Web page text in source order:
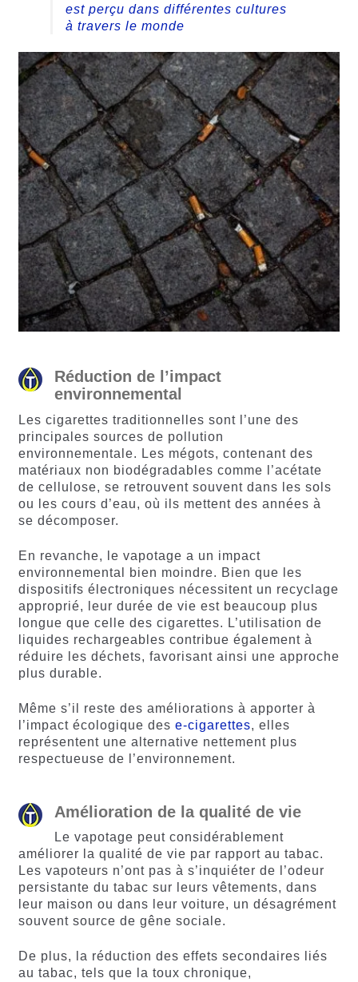
est perçu dans différentes cultures
à travers le monde
Réduction de l’impact
environnemental
Les cigarettes traditionnelles sont l’une des
principales sources de pollution
environnementale. Les mégots, contenant des
matériaux non biodégradables comme l’acétate
de cellulose, se retrouvent souvent dans les sols
ou les cours d’eau, où ils mettent des années à
se décomposer.
En revanche, le vapotage a un impact
environnemental bien moindre. Bien que les
dispositifs électroniques nécessitent un recyclage
approprié, leur durée de vie est beaucoup plus
longue que celle des cigarettes. L’utilisation de
liquides rechargeables contribue également à
réduire les déchets, favorisant ainsi une approche
plus durable.
Même s’il reste des améliorations à apporter à
l’impact écologique des e-cigarettes, elles
représentent une alternative nettement plus
respectueuse de l’environnement.
Amélioration de la qualité de vie
Le vapotage peut considérablement
améliorer la qualité de vie par rapport au tabac.
Les vapoteurs n’ont pas à s’inquiéter de l’odeur
persistante du tabac sur leurs vêtements, dans
leur maison ou dans leur voiture, un désagrément
souvent source de gêne sociale.
De plus, la réduction des effets secondaires liés
au tabac, tels que la toux chronique,